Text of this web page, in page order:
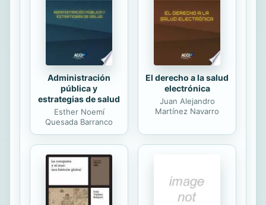
estudios de de Sociolingüística
Pragmática están moi de moda nos
últimos anos e no presente volume
de...
Administración
pública y
estrategias de salud
Esther Noemí
Quesada Barranco
El derecho a la salud
electrónica
Juan Alejandro
Martínez Navarro